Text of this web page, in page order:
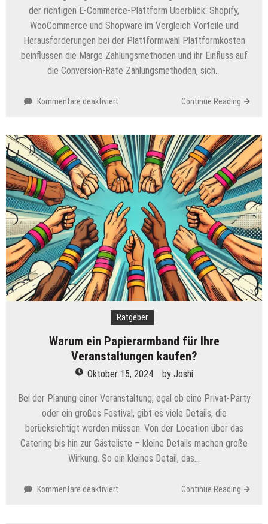
der richtigen E-Commerce-Plattform Überblick: Shopify,
WooCommerce und Shopware im Vergleich Vorteile und
Herausforderungen bei der Plattformwahl Plattformkosten
beinflussen die Marge Zahlungsmethoden und ihr Einfluss auf
die Conversion-Rate Zahlungsmethoden, sich…
Kommentare deaktiviert
mit
der
richtigen
Zahlmethode
Continue Reading
Ratgeber
Warum ein Papierarmband für Ihre
Veranstaltungen kaufen?
Oktober 15, 2024 by Joshi
Bei der Planung einer Veranstaltung, egal ob eine Privat-Party
oder ein großes Festival, gibt es viele Details, die
berücksichtigt werden müssen. Von der Location über das
Catering bis hin zur Gästeliste – kleine Details machen große
Wirkung. So ein kleines Detail, das…
Kommentare deaktiviert Continue Reading